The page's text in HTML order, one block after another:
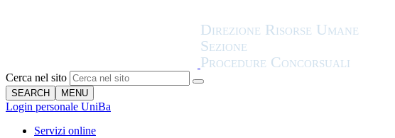
Cerca nel sito
SEARCH MENU
Login personale UniBa
Servizi online